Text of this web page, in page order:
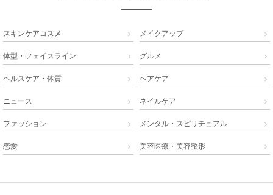
スキンケアコスメ  メイクアップ 
体型・フェイスライン  グルメ 
ヘルスケア・体質  ヘアケア 
ニュース  ネイルケア 
ファッション  メンタル・スピリチュアル 
恋愛  美容医療・美容整形 